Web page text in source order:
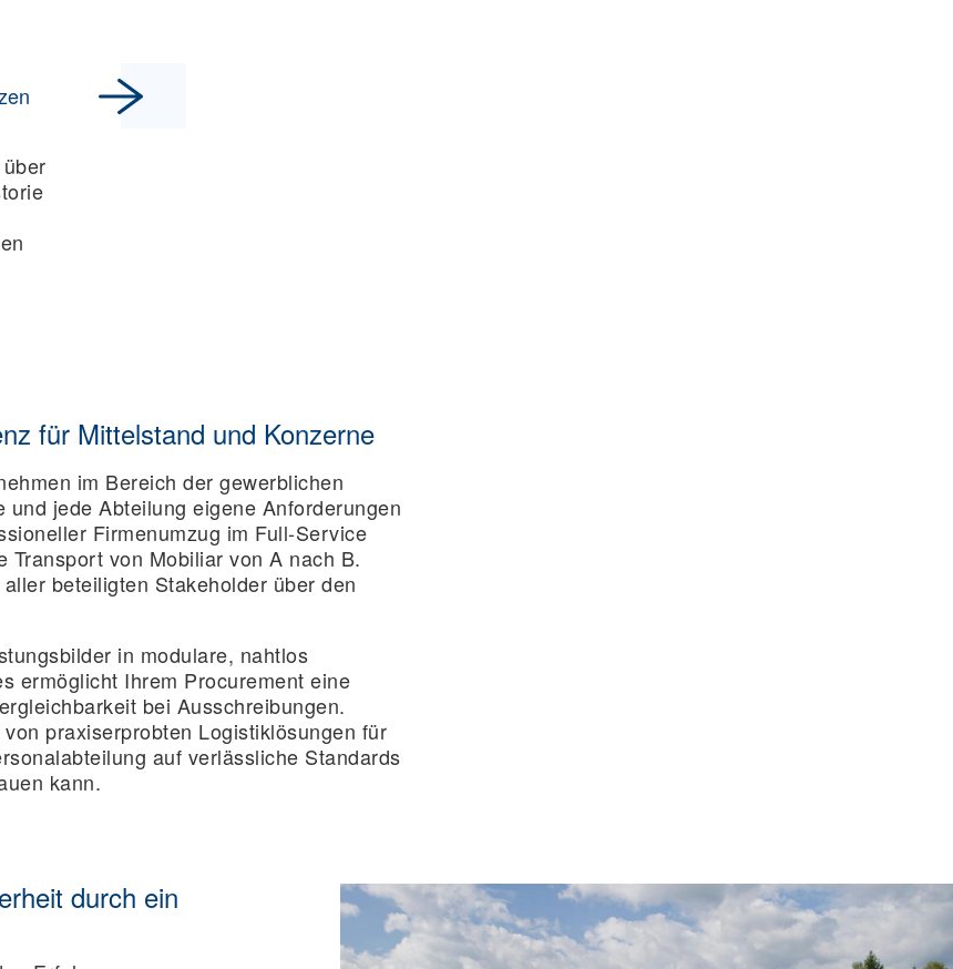
für Mittelstand und Konzerne
im Bereich der gewerblichen
jede Abteilung eigene Anforderungen
Firmenumzug im Full-Service
von Mobiliar von A nach B.
beteiligten Stakeholder über den
in modulare, nahtlos
ermöglicht Ihrem Procurement eine
bei Ausschreibungen.
praxiserprobten Logistiklösungen für
auf verlässliche Standards
kann.
durch ein